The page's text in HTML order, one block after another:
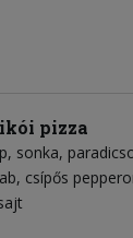
pizza
sonka
csípős